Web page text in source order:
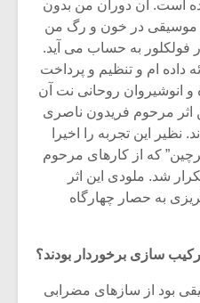
است. آن دوران من بدون
موسیقی در خون و رگ من
فولکلور به حساب می آید.
داده ام و تنظیم و پرداخت
و انوشیروان روحانی نت آن
مرحوم فریدون ناصری
نظیر این تجربه را اخیرا
که از کارهای مرحوم
شد. ملودی این اثر
به حصار چهارگاه
سازی برخوردار بودند؟
بود از سازهای مضرابی